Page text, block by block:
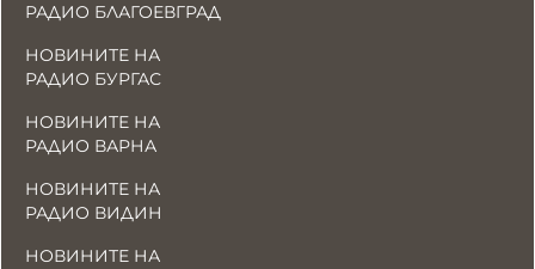
РАДИО БЛАГОЕВГРАД
НОВИНИТЕ НА
РАДИО БУРГАС
НОВИНИТЕ НА
РАДИО ВАРНА
НОВИНИТЕ НА
РАДИО ВИДИН
НОВИНИТЕ НА